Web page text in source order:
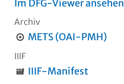
Im DFG-Viewer ansehen
Archiv
METS (OAI-PMH)
IIIF
IIIF-Manifest